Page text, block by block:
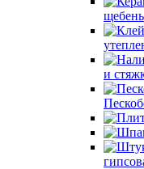
щебень
и